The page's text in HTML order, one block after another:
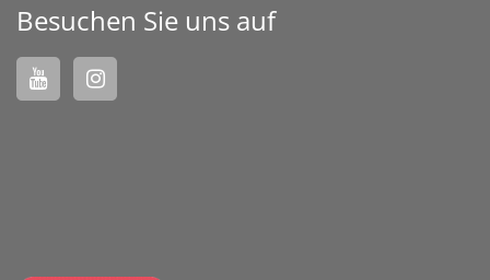
Besuchen Sie uns auf